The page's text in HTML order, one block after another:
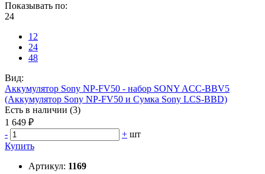
Показывать по:
24
12
24
48
Вид:
Аккумулятор Sony NP-FV50 - набор SONY ACC-BBV5
(Аккумулятор Sony NP-FV50 и Сумка Sony LCS-BBD)
Есть в наличии (3)
1 649 ₽
-
+ шт
Купить
Артикул: 1169